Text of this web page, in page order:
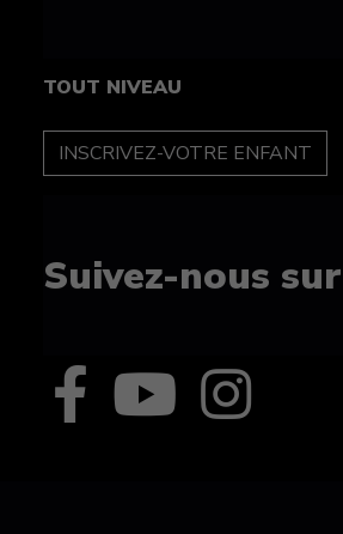
TOUT NIVEAU
INSCRIPTION
Suivez-nous sur